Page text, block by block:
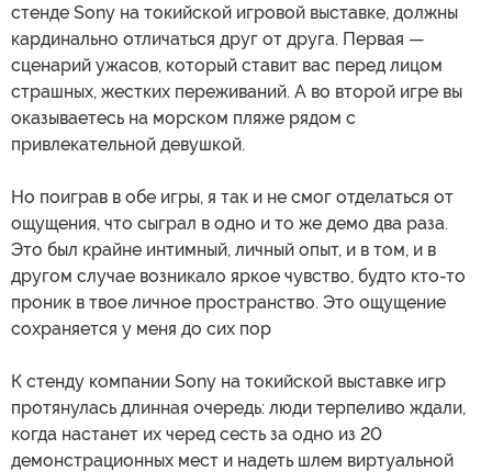
стенде Sony на токийской игровой выставке, должны
кардинально отличаться друг от друга. Первая —
сценарий ужасов, который ставит вас перед лицом
страшных, жестких переживаний. А во второй игре вы
оказываетесь на морском пляже рядом с
привлекательной девушкой.
Но поиграв в обе игры, я так и не смог отделаться от
ощущения, что сыграл в одно и то же демо два раза.
Это был крайне интимный, личный опыт, и в том, и в
другом случае возникало яркое чувство, будто кто-то
проник в твое личное пространство. Это ощущение
сохраняется у меня до сих пор
К стенду компании Sony на токийской выставке игр
протянулась длинная очередь: люди терпеливо ждали,
когда настанет их черед сесть за одно из 20
демонстрационных мест и надеть шлем виртуальной